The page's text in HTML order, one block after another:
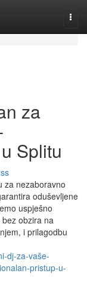
za
Splitu
za nezaboravno
oduševljene
uspješno
obzira na
i prilagodbu
dj-za-vaše-
pristup-u-